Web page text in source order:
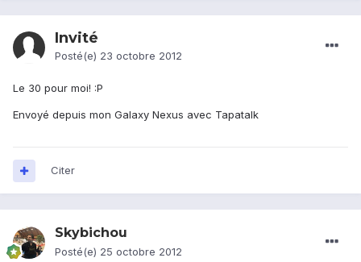
Invité
Posté(e) 23 octobre 2012
Le 30 pour moi! :P
Envoyé depuis mon Galaxy Nexus avec Tapatalk
Citer
Skybichou
Posté(e) 25 octobre 2012